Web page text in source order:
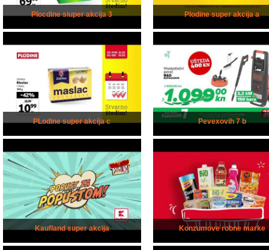
Plocdine siuper akcija 3 Plodine super akcija a
PLodine super akcija c Pevexovih 7 b
Kaufland super akcija Konzumove robne marke